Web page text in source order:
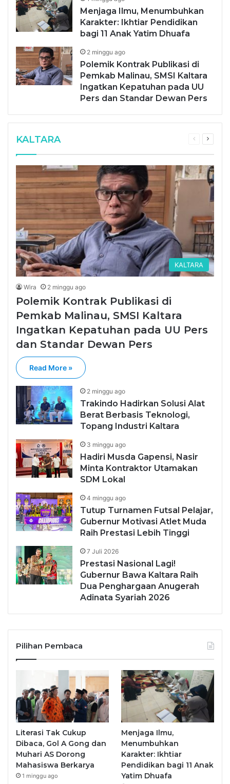
Menjaga Ilmu, Menumbuhkan
Karakter: Ikhtiar Pendidikan
bagi 11 Anak Yatim Dhuafa
2 minggu ago
Polemik Kontrak Publikasi di
Pemkab Malinau, SMSI Kaltara
Ingatkan Kepatuhan pada UU
Pers dan Standar Dewan Pers
KALTARA
Previous
KALTARA
Wira 2 minggu ago
Polemik Kontrak Publikasi di
Pemkab Malinau, SMSI Kaltara
Ingatkan Kepatuhan pada UU Pers
dan Standar Dewan Pers
Read More »
2 minggu ago
Trakindo Hadirkan Solusi Alat
Berat Berbasis Teknologi,
Topang Industri Kaltara
3 minggu ago
Hadiri Musda Gapensi, Nasir
Minta Kontraktor Utamakan
SDM Lokal
4 minggu ago
Tutup Turnamen Futsal Pelajar,
Gubernur Motivasi Atlet Muda
Raih Prestasi Lebih Tinggi
7 Juli 2026
Prestasi Nasional Lagi!
Gubernur Bawa Kaltara Raih
Dua Penghargaan Anugerah
Adinata Syariah 2026
Pilihan Pembaca
Literasi Tak Cukup
Dibaca, Gol A Gong dan
Muhari AS Dorong
Mahasiswa Berkarya
1 minggu ago
Menjaga Ilmu,
Menumbuhkan
Karakter: Ikhtiar
Pendidikan bagi 11 Anak
Yatim Dhuafa